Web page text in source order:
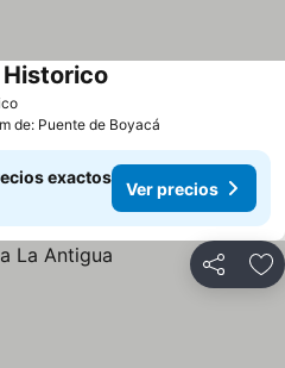
Historico
de: Puente de Boyacá
exactos
Ver precios
Compartir